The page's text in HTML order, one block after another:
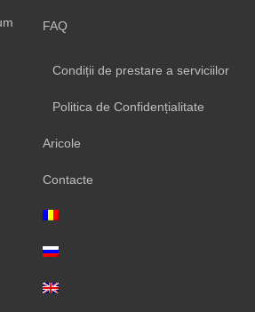
FAQ
Condiții de prestare a serviciilor
Politica de Confidențialitate
Aricole
Contacte